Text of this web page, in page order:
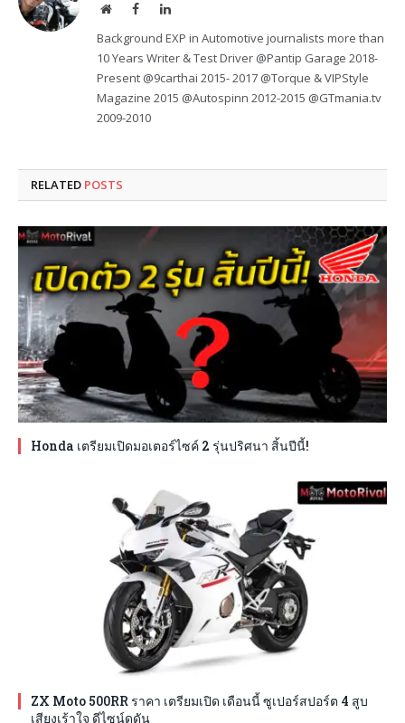
WebsiteFacebookLinkedIn
Background EXP in Automotive journalists more than
10 Years Writer & Test Driver @Pantip Garage 2018-
Present @9carthai 2015- 2017 @Torque & VIPStyle
Magazine 2015 @Autospinn 2012-2015 @GTmania.tv
2009-2010
RELATED POSTS
Honda เตรียมเปิดมอเตอร์ไซค์ 2 รุ่นปริศนา สิ้นปีนี้!
ZX Moto 500RR ราคา เตรียมเปิด เดือนนี้ ซูเปอร์สปอร์ต 4 สูบ
เสียงเร้าใจ ดีไซน์ดุดัน